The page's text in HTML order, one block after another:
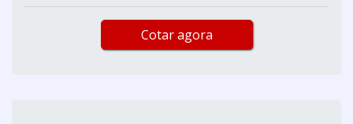
Cotar agora